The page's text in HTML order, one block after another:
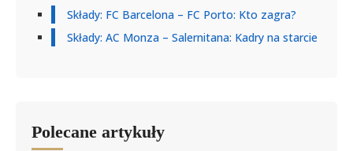
Składy: FC Barcelona – FC Porto: Kto zagra?
Składy: AC Monza – Salernitana: Kadry na starcie
Polecane artykuły